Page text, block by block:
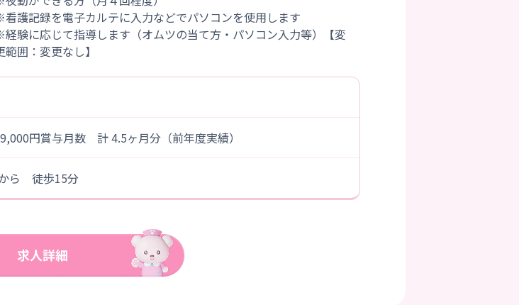
護記録を電子カルテに入力などでパソコンを使用します
験に応じて指導します（オムツの当て方・パソコン入力等）【変
円賞与月数 計 4.5ヶ月分（前年度実績）
ら 徒歩15分